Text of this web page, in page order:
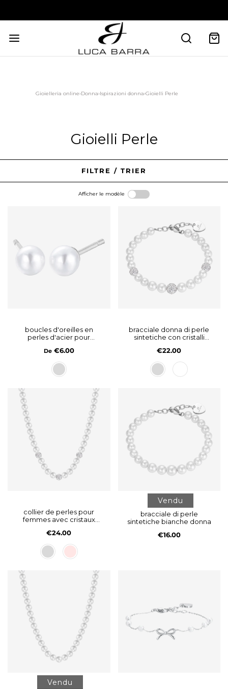
Gioielleria online›Donna›Ispirazioni donna›Gioielli Perle
Gioielli Perle
FILTRE / TRIER
Afficher le modèle
boucles d'oreilles en
perles d'acier pour
De €6.00
bracciale donna di perle
sintetiche con cristalli
€22.00
collier de perles pour
femmes avec cristaux
€24.00
Vendu
bracciale di perle
sintetiche bianche donna
€16.00
Vendu